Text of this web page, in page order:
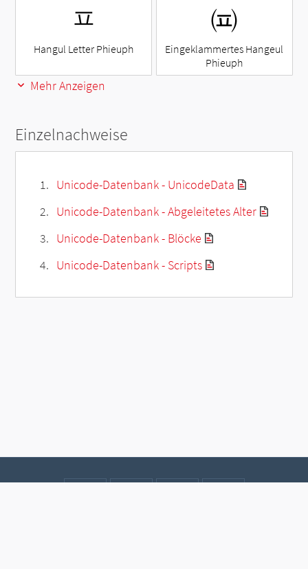
ㅍ
Hangul Letter Phieuph
㈌
Eingeklammertes Hangeul
Phieuph
Mehr Anzeigen
Einzelnachweise
Unicode-Datenbank - UnicodeData
Unicode-Datenbank - Abgeleitetes Alter
Unicode-Datenbank - Blöcke
Unicode-Datenbank - Scripts